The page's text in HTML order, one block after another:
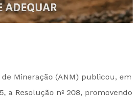
de Mineração (ANM) publicou, em
a Resolução nº 208, promovendo